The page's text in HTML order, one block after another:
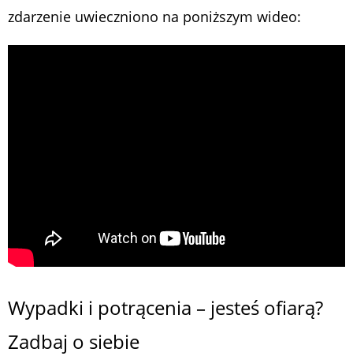
zdarzenie uwieczniono na poniższym wideo:
Wypadki i potrącenia – jesteś ofiarą?
Zadbaj o siebie